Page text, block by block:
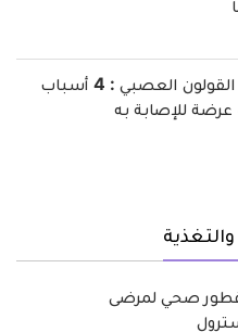
أسباب القولون العصبي : 4 أسباب
للإصابة به
صحي لمرضى